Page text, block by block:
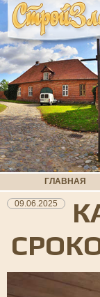
ГЛАВНАЯ
09.06.2025